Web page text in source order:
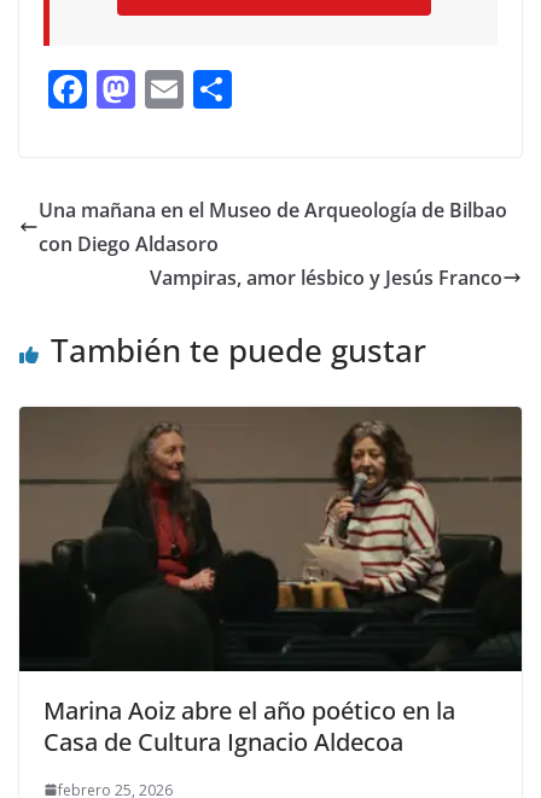
F
b
o
M
d
o
n
E
l p
ti
Una mañana en el Museo de Arqueología de Bilbao
con Diego Aldasoro
Vampiras, amor lésbico y Jesús Franco
También te puede gustar
Marina Aoiz abre el año poético en la
Casa de Cultura Ignacio Aldecoa
febrero 25, 2026